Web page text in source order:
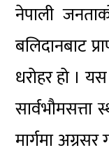
नेपाली
बलिदानबाट
धरोहर हो ।
सार्वभौमसत्ता
मार्गमा